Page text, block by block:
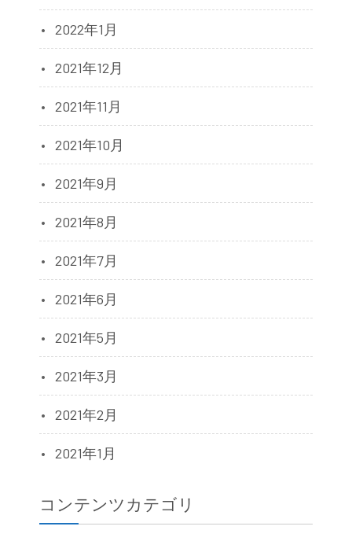
2022年1月
2021年12月
2021年11月
2021年10月
2021年9月
2021年8月
2021年7月
2021年6月
2021年5月
2021年3月
2021年2月
2021年1月
コンテンツカテゴリ